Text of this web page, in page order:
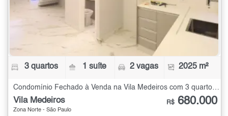
3 quartos 1 suíte 2 vagas 2025 m²
Condomínio Fechado à Venda na Vila Medeiros com 3 quartos - 2025 m²
Vila Medeiros
Zona Norte - São Paulo
R$ 680.000